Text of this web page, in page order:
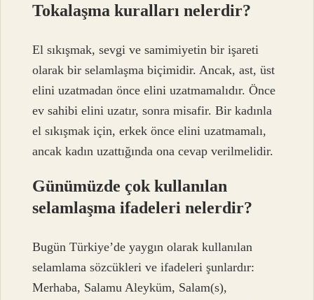
Tokalaşma kuralları nelerdir?
El sıkışmak, sevgi ve samimiyetin bir işareti
olarak bir selamlaşma biçimidir. Ancak, ast, üst
elini uzatmadan önce elini uzatmamalıdır. Önce
ev sahibi elini uzatır, sonra misafir. Bir kadınla
el sıkışmak için, erkek önce elini uzatmamalı,
ancak kadın uzattığında ona cevap verilmelidir.
Günümüzde çok kullanılan
selamlaşma ifadeleri nelerdir?
Bugün Türkiye’de yaygın olarak kullanılan
selamlama sözcükleri ve ifadeleri şunlardır:
Merhaba, Salamu Aleyküm, Salam(s),